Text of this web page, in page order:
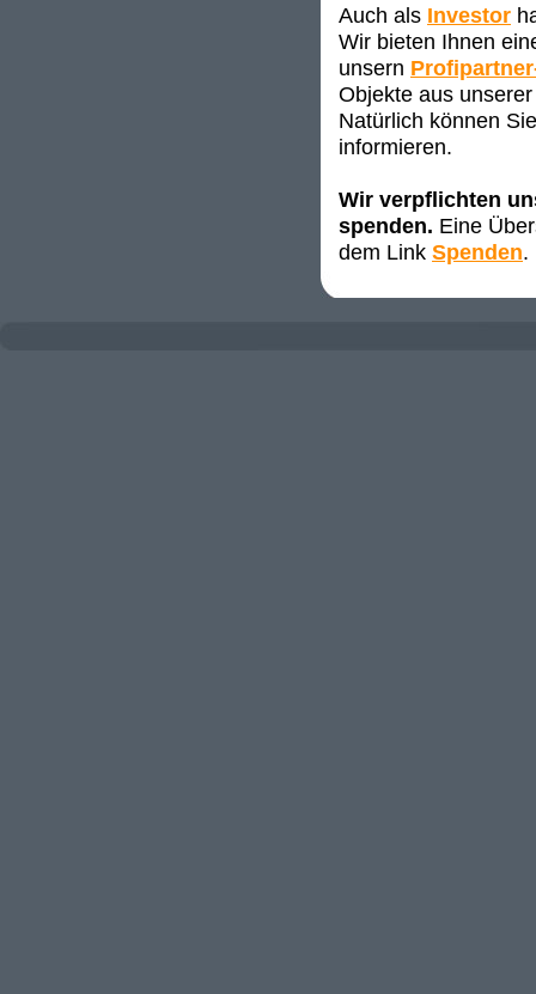
Auch als Investor
Wir bieten Ihnen
unsern
Objekte aus
Natürlich können
informieren.
Wir verpflichten
spenden. Eine
dem Link Spenden.